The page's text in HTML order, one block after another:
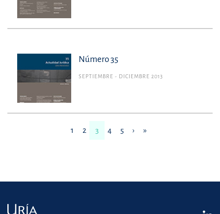
Número 35
SEPTIEMBRE - DICIEMBRE 2013
1 2 3 4 5 › »